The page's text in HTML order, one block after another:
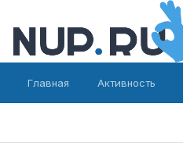
Главная Активность